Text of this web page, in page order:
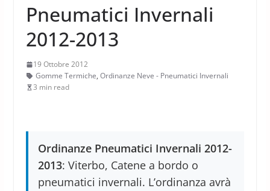
Pneumatici Invernali
2012-2013
19 Ottobre 2012
Gomme Termiche, Ordinanze Neve - Pneumatici Invernali
3 min read
Ordinanze Pneumatici Invernali 2012-
2013: Viterbo, Catene a bordo o
pneumatici invernali. L’ordinanza avrà